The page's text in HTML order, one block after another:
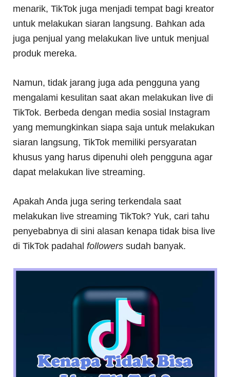
menarik, TikTok juga menjadi tempat bagi kreator
untuk melakukan siaran langsung. Bahkan ada
juga penjual yang melakukan live untuk menjual
produk mereka.
Namun, tidak jarang juga ada pengguna yang
mengalami kesulitan saat akan melakukan live di
TikTok. Berbeda dengan media sosial Instagram
yang memungkinkan siapa saja untuk melakukan
siaran langsung, TikTok memiliki persyaratan
khusus yang harus dipenuhi oleh pengguna agar
dapat melakukan live streaming.
Apakah Anda juga sering terkendala saat
melakukan live streaming TikTok? Yuk, cari tahu
penyebabnya di sini alasan kenapa tidak bisa live
di TikTok padahalfollowerssudah banyak.